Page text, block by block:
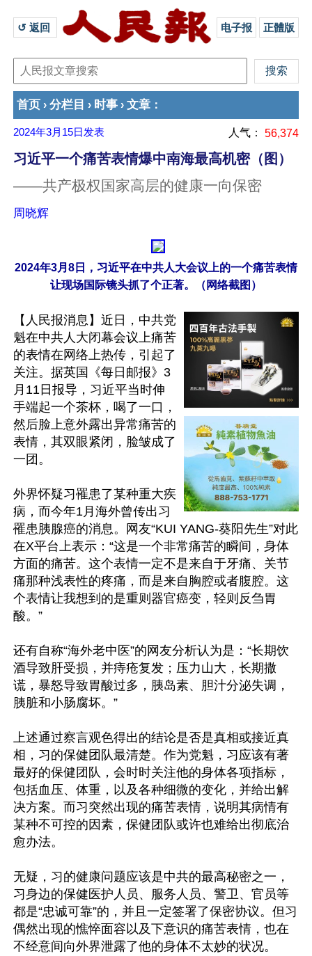
↺ 返回 电子报 正體版
首页 › 分栏目 › 时事 › 文章 ：
2024年3月15日 发表 人气： 56,374
习近平一个痛苦表情爆中南海最高机密（图）
——共产极权国家高层的健康一向保密
周晓辉
2024年3月8日，习近平在中共人大会议上的一个痛苦表情
让现场国际镜头抓了个正著。（网络截图）
【人民报消息】近日，中共党
魁在中共人大闭幕会议上痛苦
的表情在网络上热传，引起了
关注。据英国《每日邮报》3
月11日报导，习近平当时伸
手端起一个茶杯，喝了一口，
然后脸上意外露出异常痛苦的
表情，其双眼紧闭，脸皱成了
一团。
外界怀疑习罹患了某种重大疾
病，而今年1月海外曾传出习
罹患胰腺癌的消息。网友“KUI YANG-葵阳先生”对此
在X平台上表示：“这是一个非常痛苦的瞬间，身体
方面的痛苦。这个表情一定不是来自于牙痛、关节
痛那种浅表性的疼痛，而是来自胸腔或者腹腔。这
个表情让我想到的是重则器官癌变，轻则反刍胃
酸。”
还有自称“海外老中医”的网友分析认为是：“长期饮
酒导致肝受损，并痔疮复发；压力山大，长期撒
谎，暴怒导致胃酸过多，胰岛素、胆汁分泌失调，
胰脏和小肠腐坏。”
上述通过察言观色得出的结论是否是真相或接近真
相，习的保健团队最清楚。作为党魁，习应该有著
最好的保健团队，会时时关注他的身体各项指标，
包括血压、体重，以及各种细微的变化，并给出解
决方案。而习突然出现的痛苦表情，说明其病情有
某种不可控的因素，保健团队或许也难给出彻底治
愈办法。
无疑，习的健康问题应该是中共的最高秘密之一，
习身边的保健医护人员、服务人员、警卫、官员等
都是“忠诚可靠”的，并且一定签署了保密协议。但习
偶然出现的憔悴面容以及下意识的痛苦表情，也在
不经意间向外界泄露了他的身体不太妙的状况。